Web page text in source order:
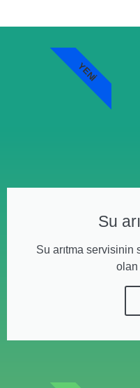
Su
Su arıtma servisinin
olan
YENI